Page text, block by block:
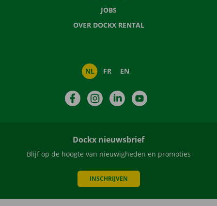
JOBS
OVER DOCKX RENTAL
NL FR EN
FacebookInstagramLinkedIn
Dockx nieuwsbrief
Blijf op de hoogte van nieuwigheden en promoties
INSCHRIJVEN